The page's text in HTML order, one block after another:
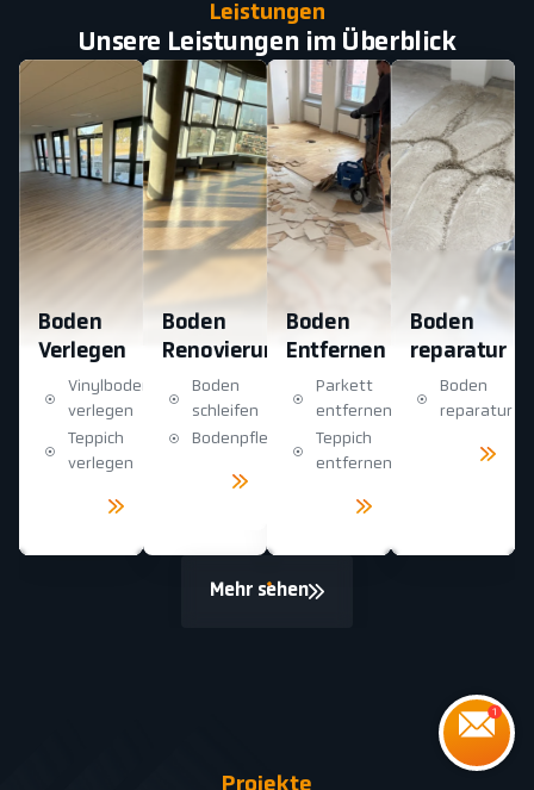
Leistungen
Unsere Leistungen im Überblick
Boden
Verlegen
Vinylboden
verlegen
Teppich
verlegen
Boden
Renovierung
Boden
schleifen
Bodenpflege
Boden
Entfernen
Parkett
entfernen
Teppich
entfernen
Boden
reparatur
Boden
reparatur
Mehr sehen